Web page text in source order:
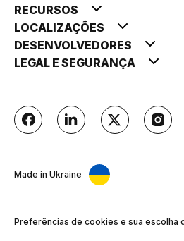
RECURSOS
LOCALIZAÇÕES
DESENVOLVEDORES
LEGAL E SEGURANÇA
Made in Ukraine
Preferências de cookies e sua escolha